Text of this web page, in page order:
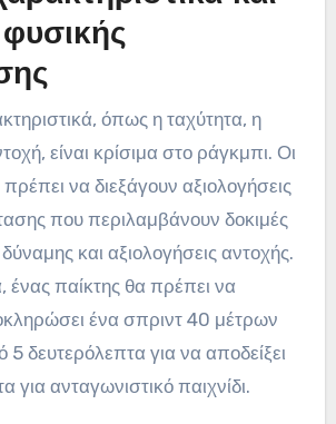
όπως η ταχύτητα, η
είναι κρίσιμα στο ράγκμπι. Οι
να διεξάγουν αξιολογήσεις
που περιλαμβάνουν δοκιμές
και αξιολογήσεις αντοχής.
ένας παίκτης θα πρέπει να
ένα σπριντ 40 μέτρων
5 δευτερόλεπτα για να αποδείξει
για ανταγωνιστικό παιχνίδι.